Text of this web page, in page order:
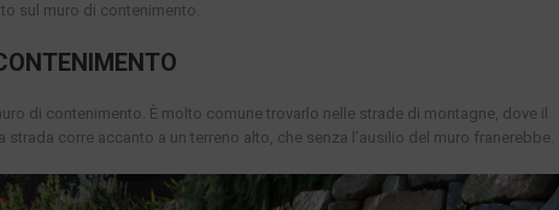
sul muro di contenimento.
di contenimento. È molto comune trovarlo nelle strade di montagne, dove il
corre accanto a un terreno alto, che senza l’ausilio del muro franerebbe.